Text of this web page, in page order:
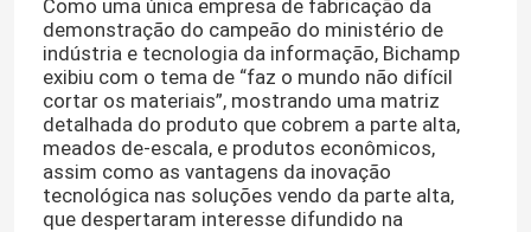
Como uma única empresa de fabricação da
demonstração do campeão do ministério de
indústria e tecnologia da informação, Bichamp
exibiu com o tema de “faz o mundo não difícil
cortar os materiais”, mostrando uma matriz
detalhada do produto que cobrem a parte alta,
meados de-escala, e produtos econômicos,
assim como as vantagens da inovação
tecnológica nas soluções vendo da parte alta,
que despertaram interesse difundido na